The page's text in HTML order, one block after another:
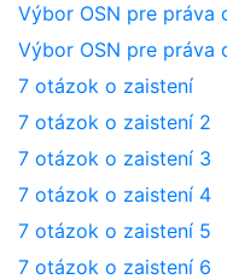
Výbor OSN pre práva
Výbor OSN pre práva
7 otázok o zaistení
7 otázok o zaistení 2
7 otázok o zaistení 3
7 otázok o zaistení 4
7 otázok o zaistení 5
7 otázok o zaistení 6